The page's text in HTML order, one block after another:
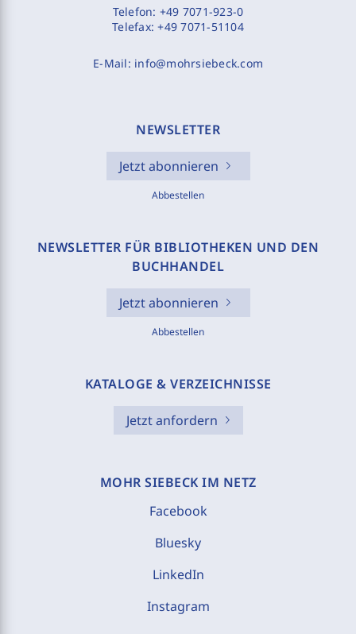
Telefon: +49 7071-923-0
Telefax:+49 7071-51104
E-Mail: info@mohrsiebeck.com
NEWSLETTER
Jetzt abonnieren
Abbestellen
NEWSLETTER FÜR BIBLIOTHEKEN UND DEN
BUCHHANDEL
Jetzt abonnieren
Abbestellen
KATALOGE & VERZEICHNISSE
Jetzt anfordern
MOHR SIEBECK IM NETZ
Facebook
Bluesky
LinkedIn
Instagram